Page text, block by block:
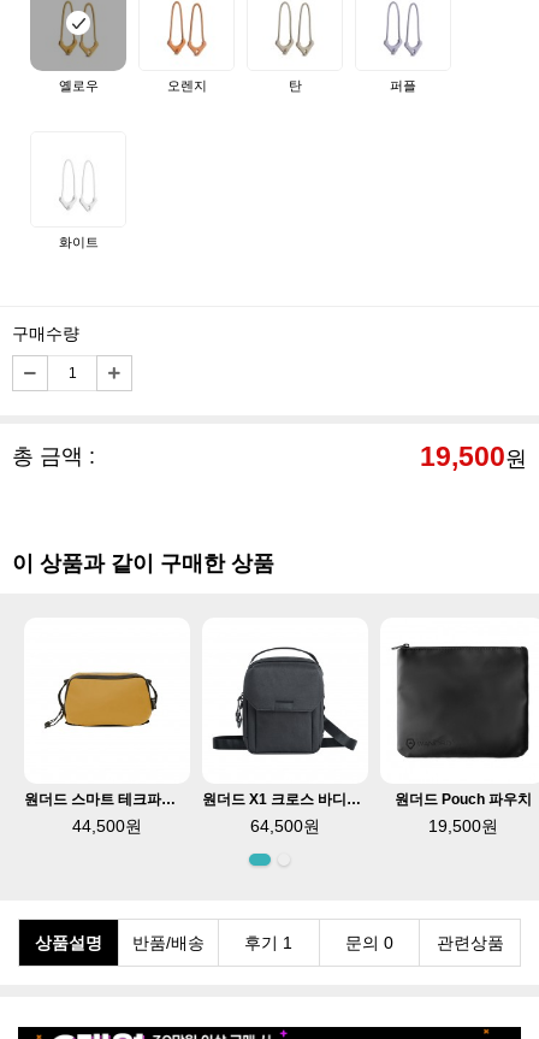
옐로우 오렌지 탄 퍼플
화이트
구매수량
총 금액 : 19,500원
이 상품과 같이 구매한 상품
원더드 스마트 테크파우치 L 옐로우
44,500원
원더드 X1 크로스 바디백 L 크로스백 숄더백
64,500원
원더드 Pouch 파우치
19,500원
상품설명 반품/배송 후기 1 문의 0 관련상품